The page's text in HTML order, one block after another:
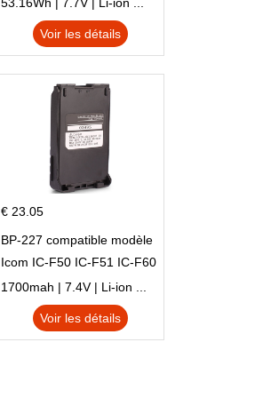
TPN-I128
Voir les détails
€ 23.05
BP-227 compatible modèle
Icom IC-F50 IC-F51 IC-F60
IC-F61 IC-M87
1700mah | 7.4V | Li-ion ...
Voir les détails